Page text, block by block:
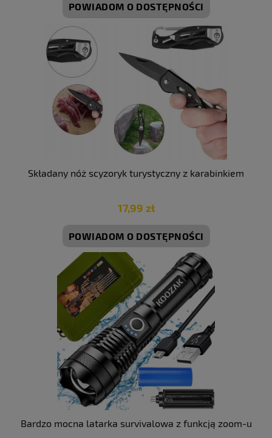
POWIADOM O DOSTĘPNOŚCI
Składany nóż scyzoryk turystyczny z karabinkiem
17,99 zł
POWIADOM O DOSTĘPNOŚCI
Bardzo mocna latarka survivalowa z funkcją zoom-u